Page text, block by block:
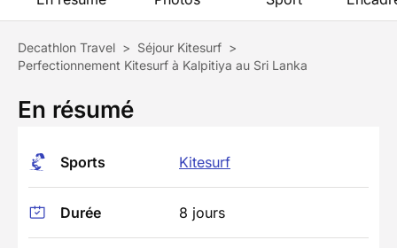
Decathlon Travel > Séjour Kitesurf >
Perfectionnement Kitesurf à Kalpitiya au Sri Lanka
En résumé
Sports Kitesurf
Durée 8 jours